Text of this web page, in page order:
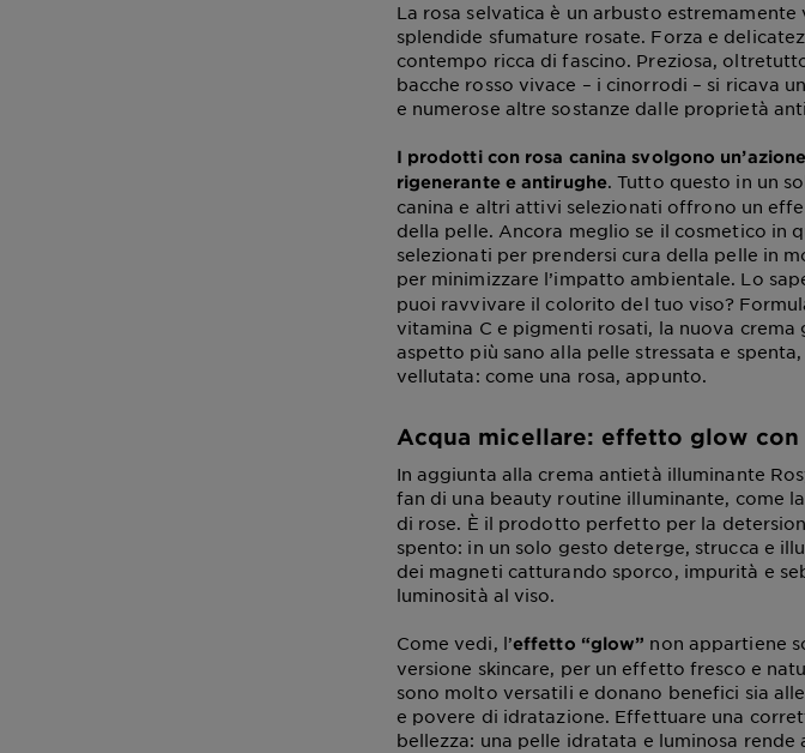
La rosa selvatica è un arbusto
splendide sfumature rosate. Forza e
contempo ricca di fascino. Preziosa,
bacche rosso vivace – i cinorrodi – si ricava
e numerose altre sostanze dalle proprietà
I prodotti con rosa canina svolgono
rigenerante e antirughe. Tutto questo in un
canina e altri attivi selezionati offrono un
della pelle. Ancora meglio se il cosmetico in
selezionati per prendersi cura della pelle in
per minimizzare l’impatto ambientale. Lo
puoi ravvivare il colorito del tuo viso?
vitamina C e pigmenti rosati, la nuova
aspetto più sano alla pelle stressata e
vellutata: come una rosa, appunto.
Acqua micellare: effetto glow
In aggiunta alla crema antietà illuminante
fan di una beauty routine illuminante, come
di rose. È il prodotto perfetto per la
spento: in un solo gesto deterge, strucca e
dei magneti catturando sporco, impurità e
luminosità al viso.
Come vedi, l’effetto “glow” non appartiene
versione skincare, per un effetto fresco e
sono molto versatili e donano benefici sia
e povere di idratazione. Effettuare una
bellezza: una pelle idratata e luminosa